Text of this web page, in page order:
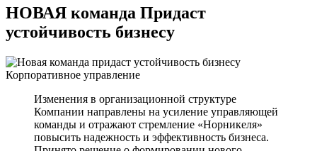
НОВАЯ команда Придаст
устойчивость бизнесу
Корпоративное управление
Изменения в организационной структуре
Компании направлены на усиление управляющей
команды и отражают стремление «Норникеля»
повысить надежность и эффективность бизнеса.